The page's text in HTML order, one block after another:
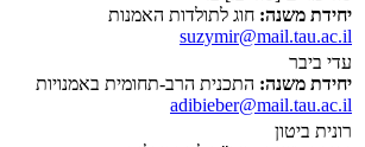
יחידת משנה: חוג לתולדות האמנות
suzymir@mail.tau.ac.il
עדי ביבר
יחידת משנה: התכנית הרב-תחומית באמנויות
adibieber@mail.tau.ac.il
רונית ביטון